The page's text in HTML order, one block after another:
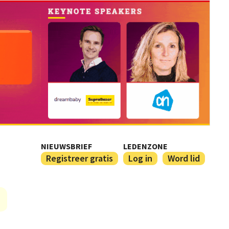
NIEUWSBRIEF
Registreer gratis
LEDENZONE
Log in Word lid